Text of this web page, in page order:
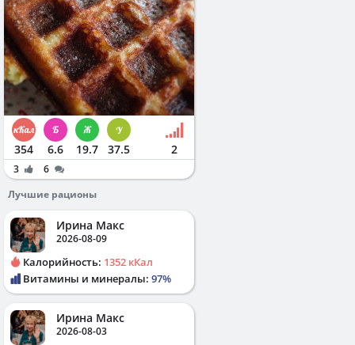
354 6.6 19.7 37.5 2
3
6
Лучшие рационы
Ирина Макс
2026-08-09
Калорийность: 1352 кКал
Витамины и минералы: 97%
Ирина Макс
2026-08-03